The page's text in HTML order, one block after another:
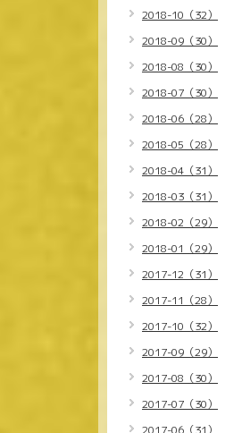
2018-10（32）
2018-09（30）
2018-08（30）
2018-07（30）
2018-06（28）
2018-05（28）
2018-04（31）
2018-03（31）
2018-02（29）
2018-01（29）
2017-12（31）
2017-11（28）
2017-10（32）
2017-09（29）
2017-08（30）
2017-07（30）
2017-06（31）